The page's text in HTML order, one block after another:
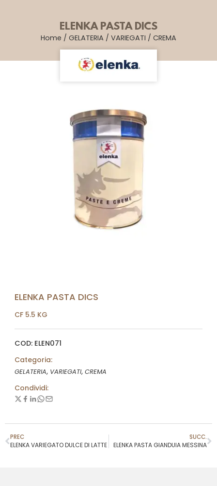
ELENKA PASTA DICS
Home / GELATERIA / VARIEGATI / CREMA
ELENKA PASTA DICS
CF 5.5 KG
COD: ELEN071
Categoria:
GELATERIA, VARIEGATI, CREMA
Condividi:
PREC
ELENKA VARIEGATO DULCE DI LATTE
SUCC.
ELENKA PASTA GIANDUIA MESSINA